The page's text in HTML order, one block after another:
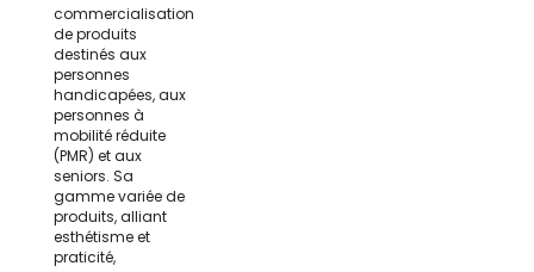
commercialisation
de produits
destinés aux
personnes
handicapées, aux
personnes à
mobilité réduite
(PMR) et aux
seniors. Sa
gamme variée de
produits, alliant
esthétisme et
praticité,